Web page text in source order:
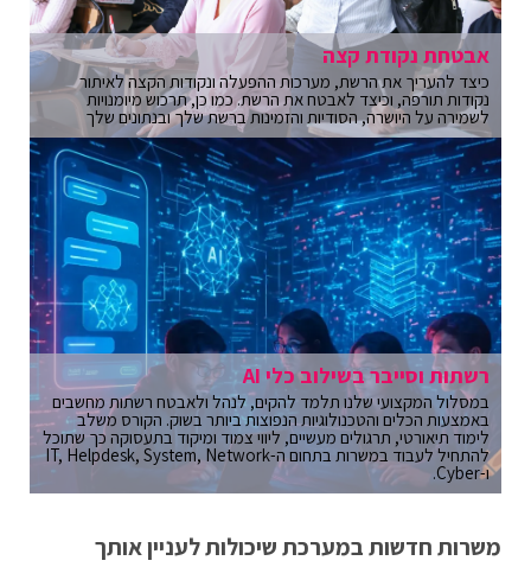
אבטחת נקודת קצה
כיצד להעריך את הרשת, מערכות ההפעלה ונקודות הקצה לאיתור
נקודות תורפה, וכיצד לאבטח את הרשת. כמו כן, תרכוש מיומנויות
לשמירה על היושרה, הסודיות והזמינות ברשת שלך ובנתונים שלך
רשתות וסייבר בשילוב כלי AI
במסלול המקצועי שלנו תלמד להקים, לנהל ולאבטח רשתות מחשבים
באמצעות הכלים והטכנולוגיות הנפוצות ביותר בשוק. הקורס משלב
לימוד תיאורטי, תרגולים מעשיים, ליווי צמוד ומיקוד בתעסוקה כך שתוכל
להתחיל לעבוד במשרות בתחום ה-IT, Helpdesk, System, Network
ו-Cyber.
משרות חדשות במערכת שיכולות לעניין אותך